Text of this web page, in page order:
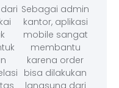
Sebagai admin
kantor, aplikasi
mobile sangat
membantu
karena order
bisa dilakukan